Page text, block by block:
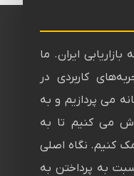
ایران. ما
کاربردی در
می پردازیم و به
می کنیم تا به
کنیم. نگاه اصلی
به پرداختن به